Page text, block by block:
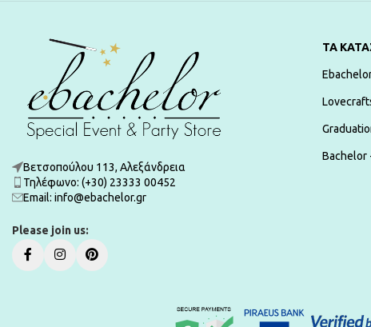
Βετσοπούλου 113, Αλεξάνδρεια
Τηλέφωνο: (+30) 23333 00452
Εmail: info@ebachelor.gr
Please join us:
ΤΑ
Bachelor